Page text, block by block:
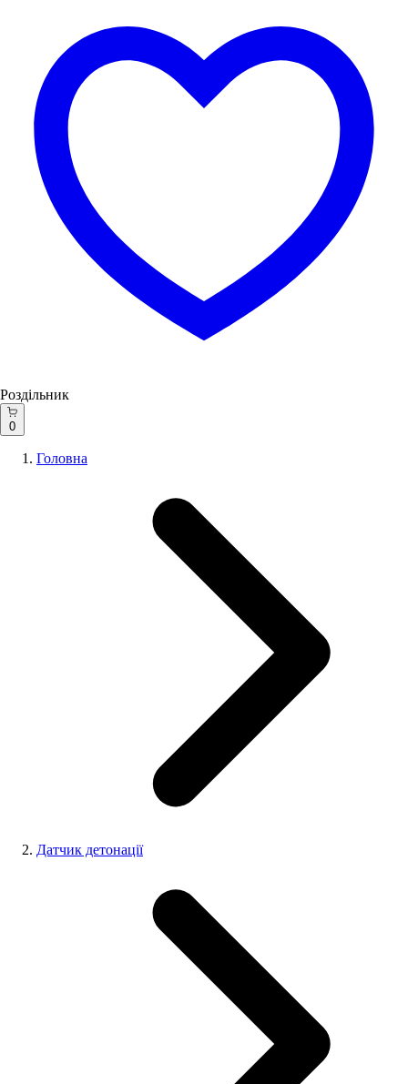
Роздільник
0
Головна
Датчик детонації